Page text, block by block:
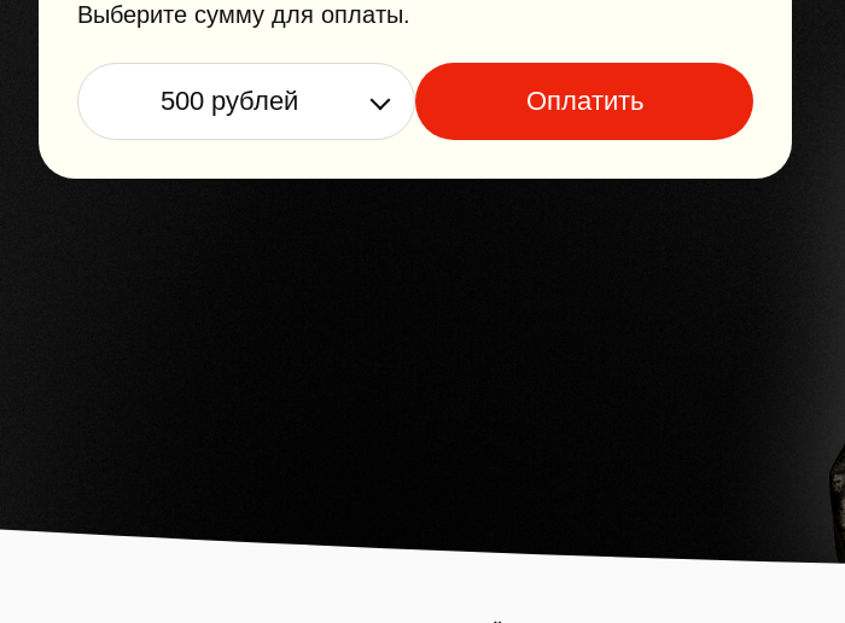
Выберите сумму для оплаты.
500 рублей Оплатить